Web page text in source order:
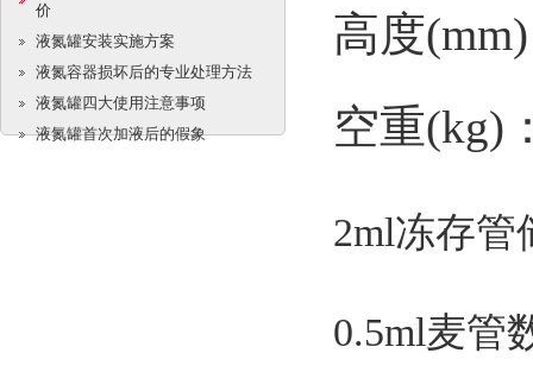
价
液氮罐安装实施方案
液氮容器损坏后的专业处理方法
液氮罐四大使用注意事项
液氮罐首次加液后的假象
高度
空重(kg)
2ml冻存管
0.5ml麦管